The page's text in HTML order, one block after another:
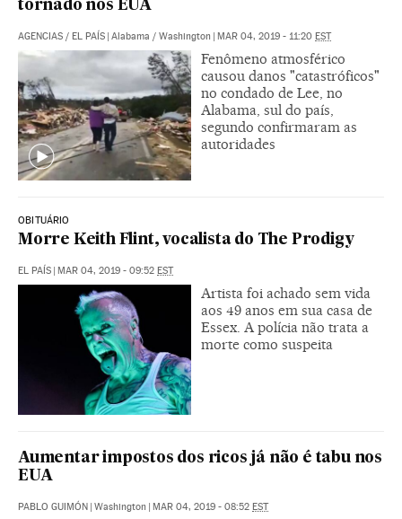
tornado nos EUA
AGENCIAS / EL PAÍS | Alabama / Washington | MAR 04, 2019 - 11:20 EST
Fenômeno atmosférico
causou danos "catastróficos"
no condado de Lee, no
Alabama, sul do país,
segundo confirmaram as
autoridades
OBITUÁRIO
Morre Keith Flint, vocalista do The Prodigy
EL PAÍS | MAR 04, 2019 - 09:52 EST
Artista foi achado sem vida
aos 49 anos em sua casa de
Essex. A polícia não trata a
morte como suspeita
Aumentar impostos dos ricos já não é tabu nos
EUA
PABLO GUIMÓN | Washington | MAR 04, 2019 - 08:52 EST